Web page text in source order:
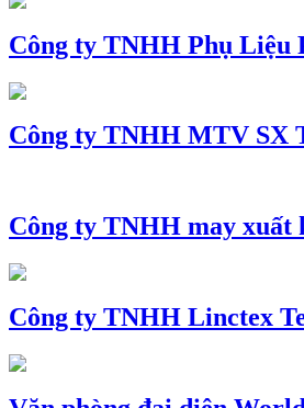
Công ty TNHH Phụ Liệu
Công ty TNHH MTV SX
Công ty TNHH may xuất
Công ty TNHH Linctex